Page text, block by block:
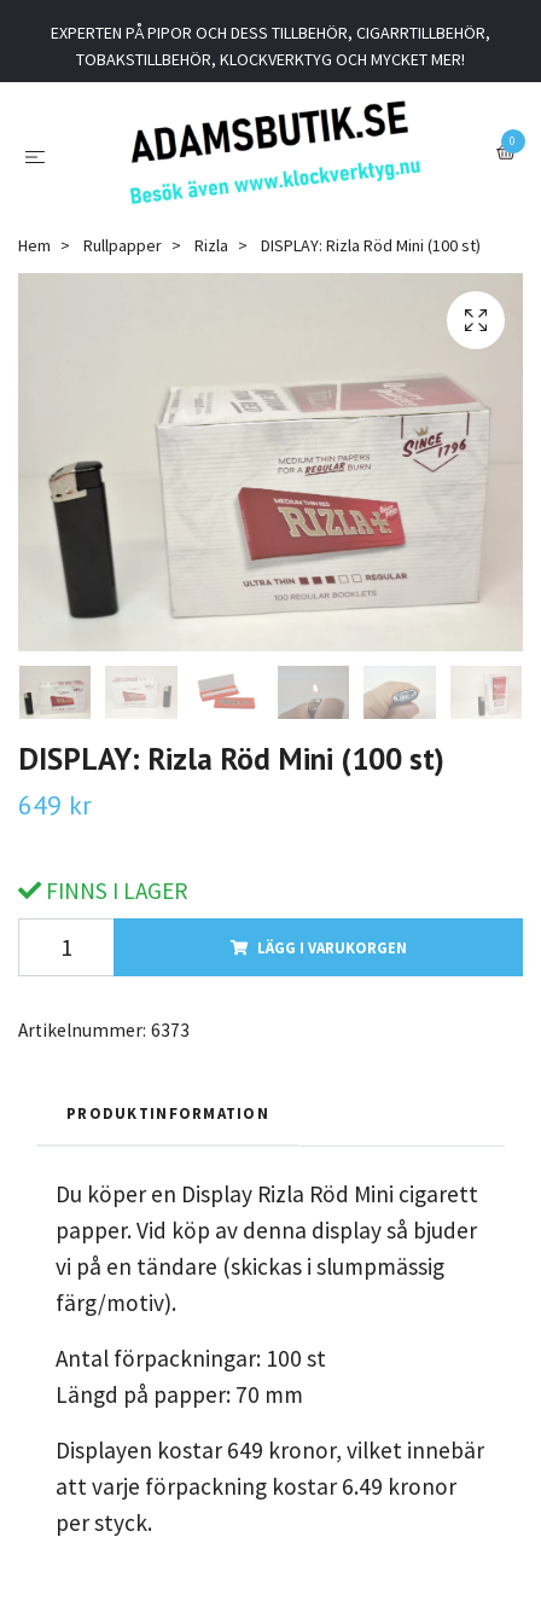
EXPERTEN PÅ PIPOR OCH DESS TILLBEHÖR, CIGARRTILLBEHÖR,
TOBAKSTILLBEHÖR, KLOCKVERKTYG OCH MYCKET MER!
0
Hem Rullpapper Rizla DISPLAY: Rizla Röd Mini (100 st)
DISPLAY: Rizla Röd Mini (100 st)
649 kr
FINNS I LAGER
LÄGG I VARUKORGEN
Artikelnummer: 6373
PRODUKTINFORMATION
Du köper en Display Rizla Röd Mini cigarett
papper. Vid köp av denna display så bjuder
vi på en tändare (skickas i slumpmässig
färg/motiv).
Antal förpackningar: 100 st
Längd på papper: 70 mm
Displayen kostar 649 kronor, vilket innebär
att varje förpackning kostar 6.49 kronor
per styck.